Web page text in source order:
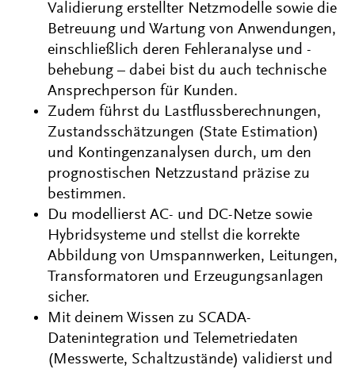
Validierung erstellter Netzmodelle sowie die
Betreuung und Wartung von Anwendungen,
einschließlich deren Fehleranalyse und -
behebung – dabei bist du auch technische
Ansprechperson für Kunden.
Zudem führst du Lastflussberechnungen,
Zustandsschätzungen (State Estimation)
und Kontingenzanalysen durch, um den
prognostischen Netzzustand präzise zu
bestimmen.
Du modellierst AC- und DC-Netze sowie
Hybridsysteme und stellst die korrekte
Abbildung von Umspannwerken, Leitungen,
Transformatoren und Erzeugungsanlagen
sicher.
Mit deinem Wissen zu SCADA-
Datenintegration und Telemetriedaten
(Messwerte, Schaltzustände) validierst und